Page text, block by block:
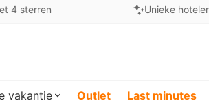
4 sterren Unieke
vakantie Outlet Last minutes